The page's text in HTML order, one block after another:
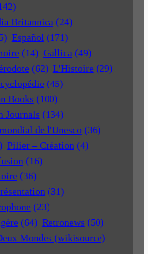
Britannica (24)
Español (171)
(14) Gallica (49)
(62) L'Histoire (29)
(45)
Books (100)
Journals (134)
de l'Unesco (36)
Pilier – Création (4)
(16)
(36)
(31)
(23)
(64) Retronews (50)
Mondes (wikisource)